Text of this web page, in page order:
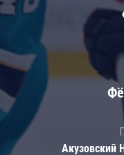
Акузовский